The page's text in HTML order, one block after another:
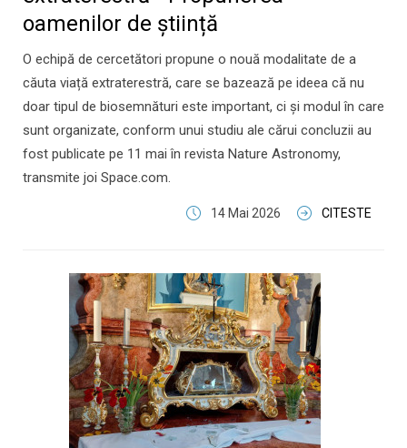
oamenilor de știință
O echipă de cercetători propune o nouă modalitate de a
căuta viață extraterestră, care se bazează pe ideea că nu
doar tipul de biosemnături este important, ci și modul în care
sunt organizate, conform unui studiu ale cărui concluzii au
fost publicate pe 11 mai în revista Nature Astronomy,
transmite joi Space.com.
14 Mai 2026 CITESTE